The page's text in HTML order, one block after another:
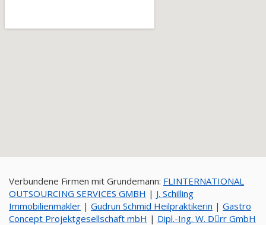
Verbundene Firmen mit Grundemann: FLINTERNATIONAL
OUTSOURCING SERVICES GMBH | J. Schilling
Immobilienmakler | Gudrun Schmid Heilpraktikerin | Gastro
Concept Projektgesellschaft mbH | Dipl.-Ing. W. Dِrr GmbH